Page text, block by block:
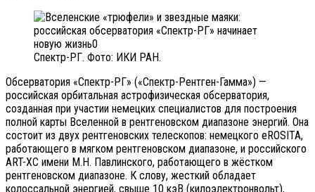
Спектр-РГ. Фото: ИКИ РАН.
Обсерватория «Спектр-РГ» («Спектр-Рентген-Гамма») —
российская орбитальная астрофизическая обсерватория,
созданная при участии немецких специалистов для построения
полной карты Вселенной в рентгеновском диапазоне энергий. Она
состоит из двух рентгеновских телескопов: немецкого eROSITA,
работающего в мягком рентгеновском диапазоне, и российского
ART-XC имени М.Н. Павлинского, работающего в жёстком
рентгеновском диапазоне. К слову, жесткий обладает
колоссальной энергией, свыше 10 кэВ (килоэлектронвольт),